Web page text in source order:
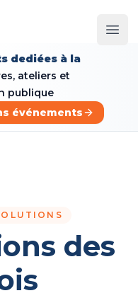
Les
dediées à la
ateliers et
publique
événements
des